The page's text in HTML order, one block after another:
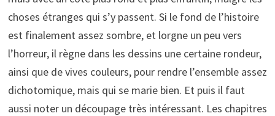
choses étranges qui s’y passent. Si le fond de l’histoire
est finalement assez sombre, et lorgne un peu vers
l’horreur, il règne dans les dessins une certaine rondeur,
ainsi que de vives couleurs, pour rendre l’ensemble assez
dichotomique, mais qui se marie bien. Et puis il faut
aussi noter un découpage très intéressant. Les chapitres